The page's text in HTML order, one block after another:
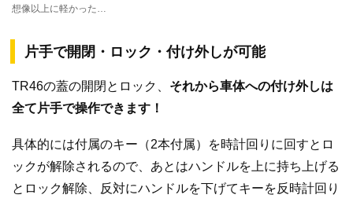
想像以上に軽かった…
片手で開閉・ロック・付け外しが可能
TR46の蓋の開閉とロック、 それから車体への付け外しは
全て片手で操作できます！
具体的には付属のキー（2本付属）を時計回りに回すとロ
ックが解除されるので、あとはハンドルを上に持ち上げる
とロック解除、反対にハンドルを下げてキーを反時計回り